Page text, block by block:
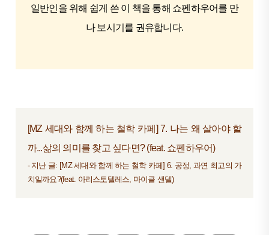
일반인을 위해 쉽게 쓴 이 책을 통해 쇼펜하우어를 만
나 보시기를 권유합니다.
[MZ 세대와 함께 하는 철학 카페] 7. 나는 왜 살아야 할
까...삶의 의미를 찾고 싶다면? (feat. 쇼펜하우어)
- 지난 글: [MZ 세대와 함께 하는 철학 카페] 6. 공정, 과연 최고의 가
치일까요?(feat. 아리스토텔레스, 마이클 샌델)